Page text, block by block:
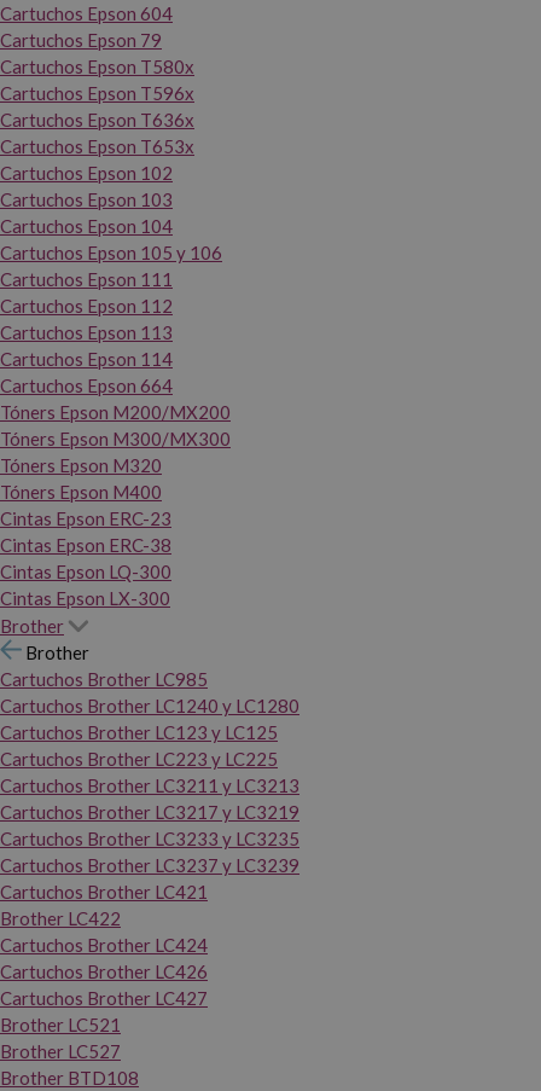
Cartuchos Epson 604
Cartuchos Epson 79
Cartuchos Epson T580x
Cartuchos Epson T596x
Cartuchos Epson T636x
Cartuchos Epson T653x
Cartuchos Epson 102
Cartuchos Epson 103
Cartuchos Epson 104
Cartuchos Epson 105 y 106
Cartuchos Epson 111
Cartuchos Epson 112
Cartuchos Epson 113
Cartuchos Epson 114
Cartuchos Epson 664
Tóners Epson M200/MX200
Tóners Epson M300/MX300
Tóners Epson M320
Tóners Epson M400
Cintas Epson ERC-23
Cintas Epson ERC-38
Cintas Epson LQ-300
Cintas Epson LX-300
Brother
Brother
Cartuchos Brother LC985
Cartuchos Brother LC1240 y LC1280
Cartuchos Brother LC123 y LC125
Cartuchos Brother LC223 y LC225
Cartuchos Brother LC3211 y LC3213
Cartuchos Brother LC3217 y LC3219
Cartuchos Brother LC3233 y LC3235
Cartuchos Brother LC3237 y LC3239
Cartuchos Brother LC421
Brother LC422
Cartuchos Brother LC424
Cartuchos Brother LC426
Cartuchos Brother LC427
Brother LC521
Brother LC527
Brother BTD108